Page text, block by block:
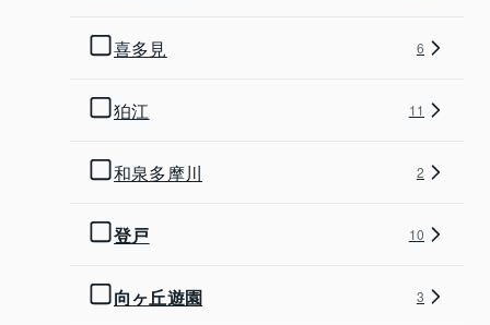
喜多見 6
狛江 11
和泉多摩川 2
登戸 10
向ヶ丘遊園 3